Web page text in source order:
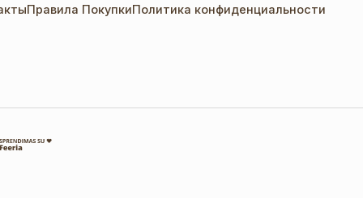
Правила ПокупкиПолитика конфиденциальности